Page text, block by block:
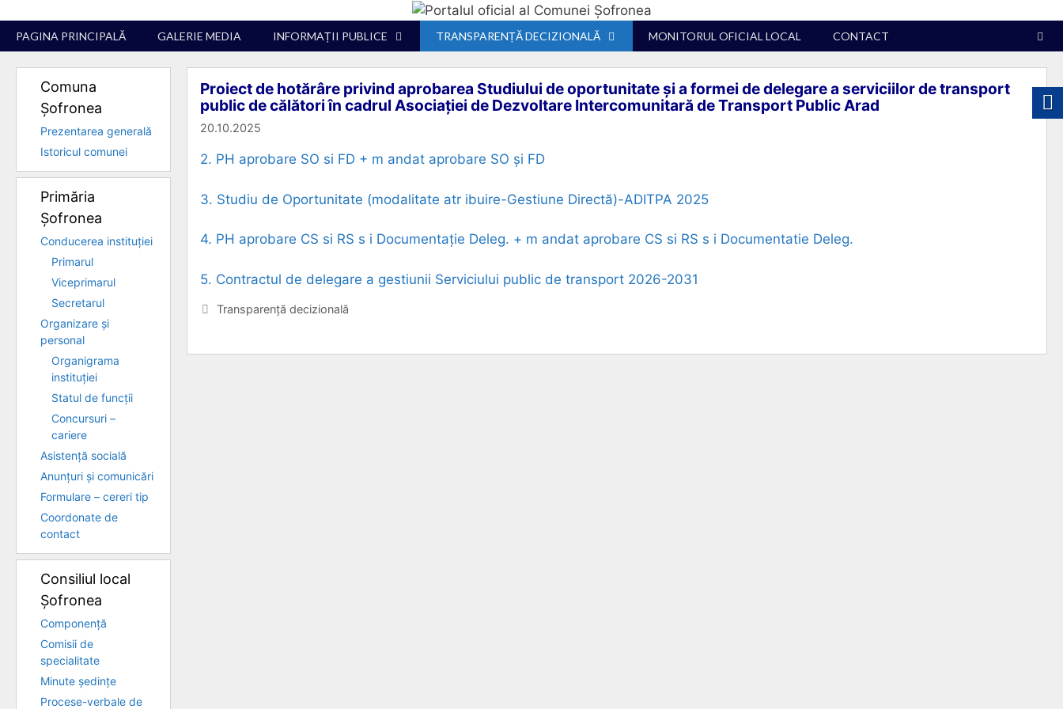
conținut
PAGINA PRINCIPALĂ GALERIE MEDIA INFORMAȚII PUBLICE TRANSPARENȚĂ DECIZIONALĂ MONITORUL OFICIAL LOCAL CONTACT
Proiect de hotărâre privind aprobarea Studiului de oportunitate și a formei de delegare a serviciilor de transport
public de călători în cadrul Asociației de Dezvoltare Intercomunitară de Transport Public Arad
20.10.2025
2. PH aprobare SO si FD + m andat aprobare SO și FD
3. Studiu de Oportunitate (modalitate atr ibuire-Gestiune Directă)-ADITPA 2025
4. PH aprobare CS si RS s i Documentație Deleg. + m andat aprobare CS si RS s i Documentatie Deleg.
5. Contractul de delegare a gestiunii Serviciului public de transport 2026-2031
Categorii
Transparență decizională
Comuna
Șofronea
Prezentarea generală
Istoricul comunei
Primăria
Șofronea
Conducerea instituției
Primarul
Viceprimarul
Secretarul
Organizare și
personal
Organigrama
instituției
Statul de funcții
Concursuri –
cariere
Asistență socială
Anunțuri și comunicări
Formulare – cereri tip
Coordonate de
contact
Consiliul local
Șofronea
Componență
Comisii de
specialitate
Minute ședințe
Procese-verbale de